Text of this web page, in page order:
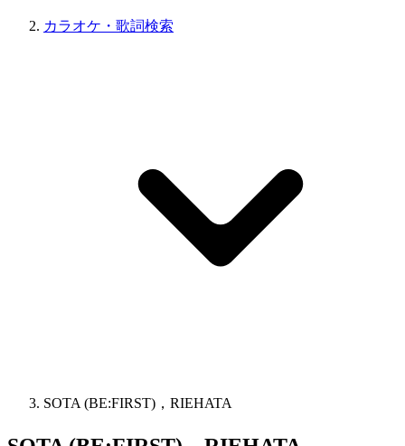
カラオケ・歌詞検索
SOTA (BE:FIRST)，RIEHATA